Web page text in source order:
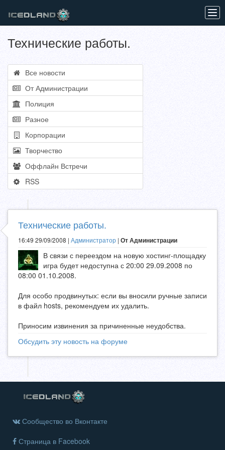
Технические работы.
Все новости
От Администрации
Полиция
Разное
Корпорации
Творчество
Оффлайн Встречи
RSS
Технические работы.
16:49 29/09/2008 | Администратор | От Администрации
В связи с переездом на новую хостинг-площадку
игра будет недоступна с 20:00 29.09.2008 по
08:00 01.10.2008.
Для особо продвинутых: если вы вносили ручные записи
в файл hosts, рекомендуем их удалить.
Приносим извинения за причиненные неудобства.
Обсудить эту новость на форуме
Сообщество во Вконтакте
Страница в Facebook